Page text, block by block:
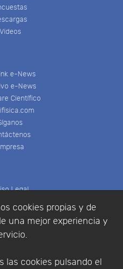
cookies propias y de
una mejor experiencia y
las cookies pulsando el
Videos
e-News
e-News
Científico
Legal
de compra